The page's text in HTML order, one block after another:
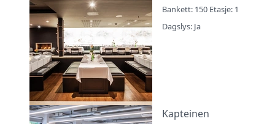
Bankett: 150 Etasje: 1
Dagslys: Ja
Kapteinen